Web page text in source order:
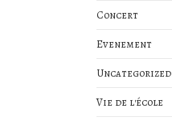
Concert
Evenement
Uncategorized
Vie de l'école